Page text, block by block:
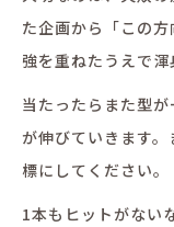
た企画から「この
強を重ねたうえで渾
当たったらまた型
が伸びていきます
標にしてください。
1本もヒットがない